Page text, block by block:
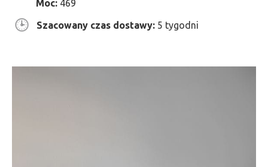
Moc: 469
Szacowany czas dostawy: 5 tygodni